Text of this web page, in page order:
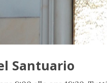
Santuario